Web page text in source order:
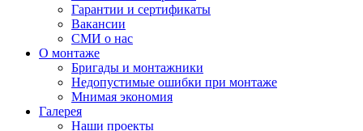
Гарантии и сертификаты
Вакансии
СМИ о нас
О монтаже
Бригады и монтажники
Недопустимые ошибки при монтаже
Мнимая экономия
Галерея
Наши проекты